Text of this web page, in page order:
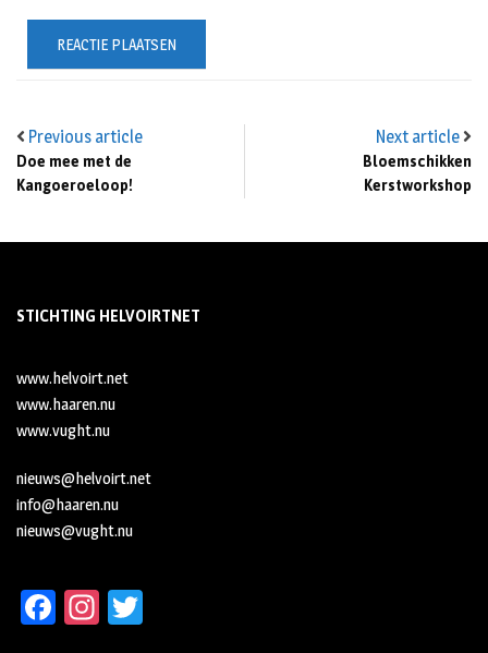
Previous article
Doe mee met de
Kangoeroeloop!
Next article
Bloemschikken
Kerstworkshop
STICHTING HELVOIRTNET
www.helvoirt.net
www.haaren.nu
www.vught.nu
nieuws@helvoirt.net
info@haaren.nu
nieuws@vught.nu
Fa In